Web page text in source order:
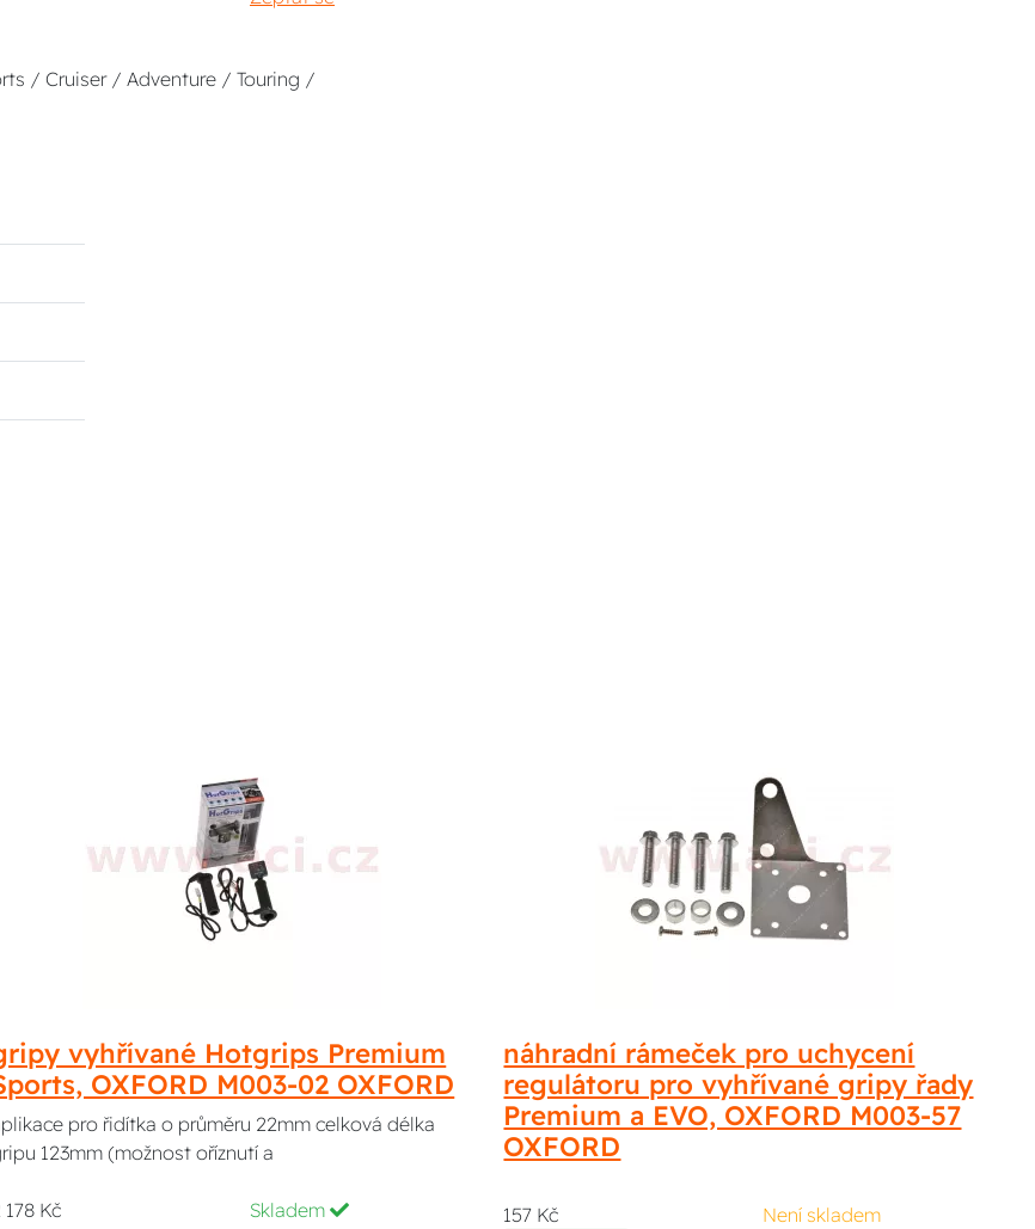
/ Cruiser / Adventure / Touring /
vyhřívané Hotgrips Premium
OXFORD M003-02 OXFORD
pro řidítka o průměru 22mm celková délka
123mm (možnost oříznutí a
178 Kč
Skladem
náhradní rámeček pro uchycení
regulátoru pro vyhřívané gripy řady
Premium a EVO, OXFORD M003-57
OXFORD
157 Kč
Není skladem